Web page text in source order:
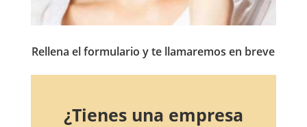
Rellena el formulario y te llamaremos en breve
¿Tienes una empresa